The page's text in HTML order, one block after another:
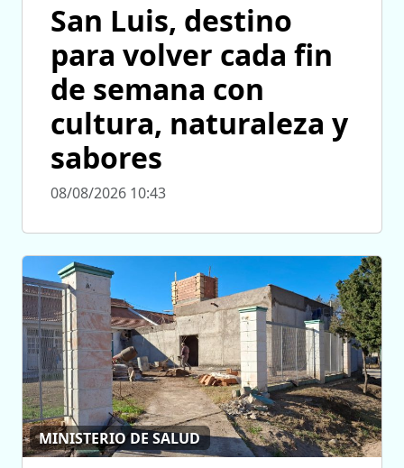
San Luis, destino
para volver cada fin
de semana con
cultura, naturaleza y
sabores
08/08/2026 10:43
MINISTERIO DE SALUD